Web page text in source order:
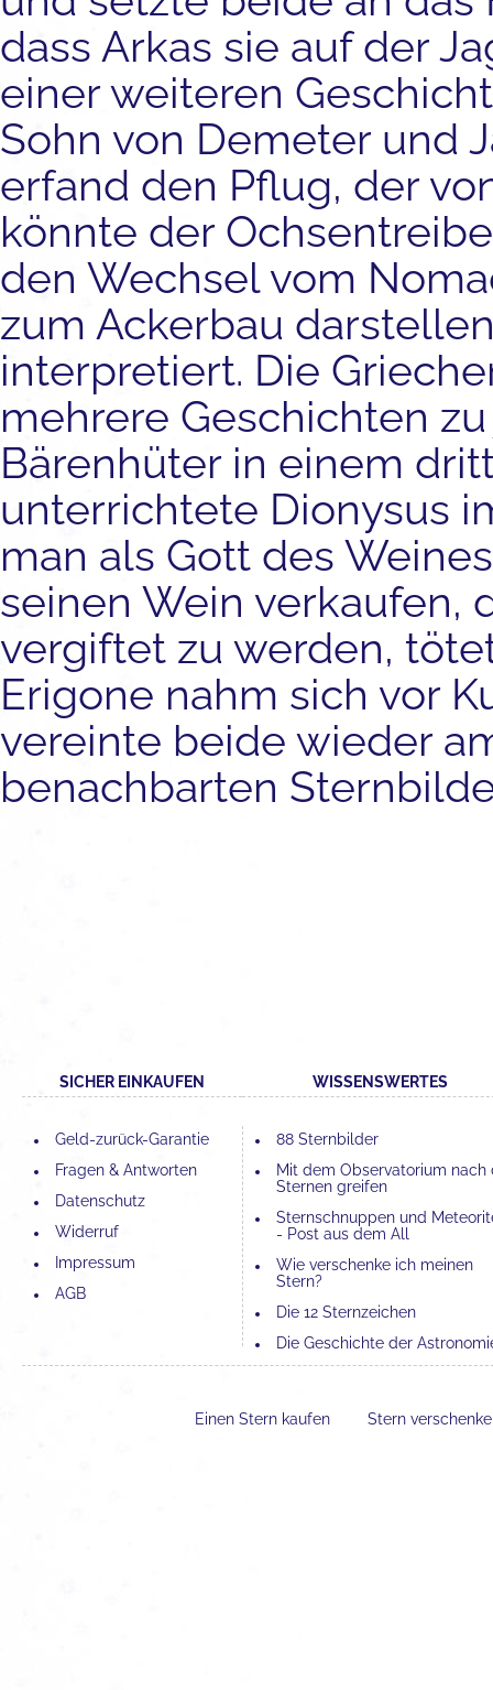
dass Arkas sie auf der
einer weiteren
Sohn von Demeter und
erfand den Pflug, der
könnte der
den Wechsel vom
zum Ackerbau
interpretiert. Die
mehrere Geschichten
Bärenhüter in einem
unterrichtete Dionysus
man als Gott des
seinen Wein verkaufen,
vergiftet zu werden,
Erigone nahm sich vor
vereinte beide wieder
benachbarten
SICHER EINKAUFEN
Geld-zurück-Garantie
Fragen & Antworten
Datenschutz
Widerruf
Impressum
AGB
WISSENSWERTES
88 Sternbilder
Mit dem Observatorium nach
Sternen greifen
Sternschnuppen und
- Post aus dem All
Wie verschenke ich meinen
Stern?
Die 12 Sternzeichen
Die Geschichte der
Der Unterschied zwischen
Einen Stern kaufen Stern